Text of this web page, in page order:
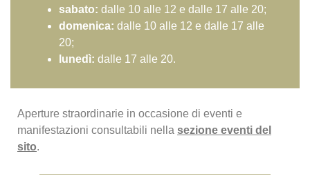
sabato: dalle 10 alle 12 e dalle 17 alle 20;
domenica: dalle 10 alle 12 e dalle 17 alle
20;
lunedì: dalle 17 alle 20.
Aperture straordinarie in occasione di eventi e
manifestazioni consultabili nella sezione eventi del
sito.